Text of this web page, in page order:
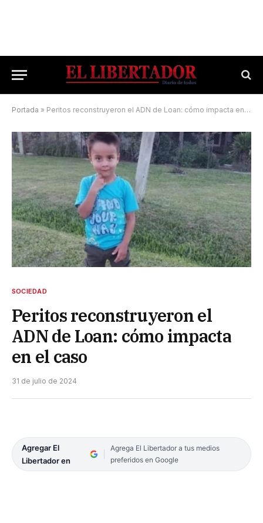
Portada » Peritos reconstruyeron el ADN de Loan: cómo impacta en el caso
SOCIEDAD
Peritos reconstruyeron el
ADN de Loan: cómo impacta
en el caso
31 de julio de 2024
Agregar El
Libertador en
Agrega El Libertador a tus medios
preferidos en Google